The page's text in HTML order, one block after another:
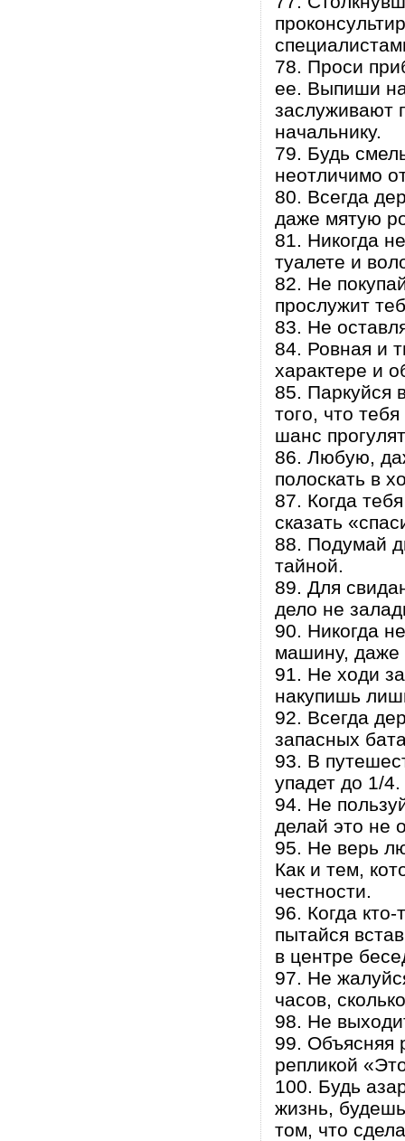
78. Проси
ее. Выпиши на
заслуживают
начальнику.
79. Будь
неотличимо
80. Всегда
даже мятую
81. Никогда
туалете и
82. Не
прослужит
83. Не
84. Ровная и
характере и
85. Паркуйся
того, что
шанс
86. Любую,
полоскать в
87. Когда
сказать
88. Подумай
тайной.
89. Для
дело не
90. Никогда
машину, даже
91. Не ходи
накупишь
92. Всегда
запасных
93. В
упадет до 1/4.
94. Не
делай это не
95. Не верь
Как и тем,
честности.
96. Когда
пытайся
в центре
97. Не
часов,
98. Не
99. Объясняя
репликой
100. Будь
жизнь,
том, что